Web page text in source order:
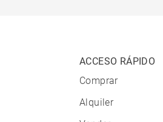
ACCESO RÁPIDO
Comprar
Alquiler